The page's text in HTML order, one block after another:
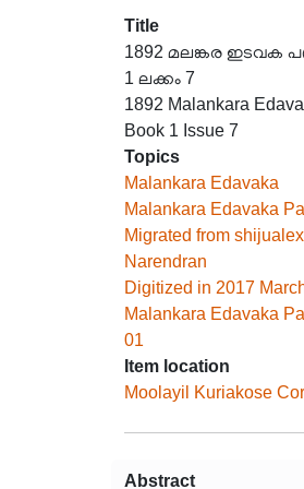
Title
1892 മലങ്കര ഇടവക
1 ലക്കം 7
1892 Malankara
Book 1 Issue 7
Topics
Malankara Edavaka
Malankara Edavaka
Migrated from
Narendran
Digitized in 2017
Malankara Edavaka
01
Item location
Moolayil Kuriakose
Abstract